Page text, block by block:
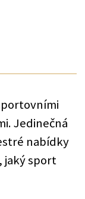
Jedinečná
nabídky
jaký sport